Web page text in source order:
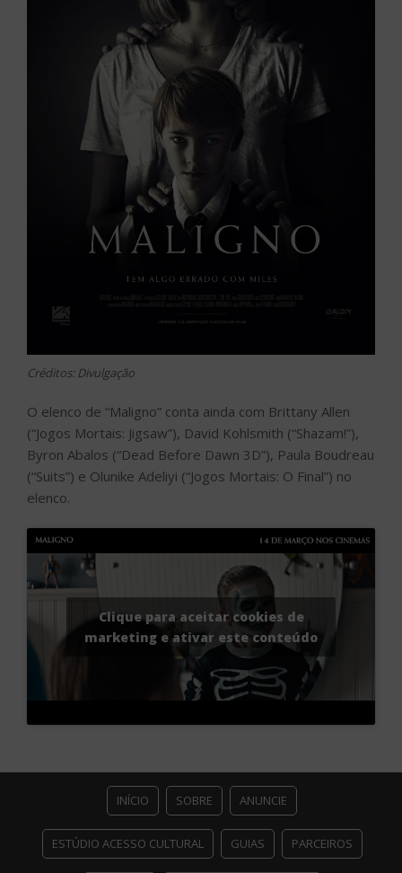
Créditos: Divulgação
O elenco de “Maligno” conta ainda com Brittany Allen
(“Jogos Mortais: Jigsaw”), David Kohlsmith (“Shazam!”),
Byron Abalos (“Dead Before Dawn 3D”), Paula Boudreau
(“Suits”) e Olunike Adeliyi (“Jogos Mortais: O Final”) no
elenco.
Clique para aceitar cookies de
marketing e ativar este conteúdo
INÍCIO SOBRE ANUNCIE
ESTÚDIO ACESSO CULTURAL GUIAS PARCEIROS